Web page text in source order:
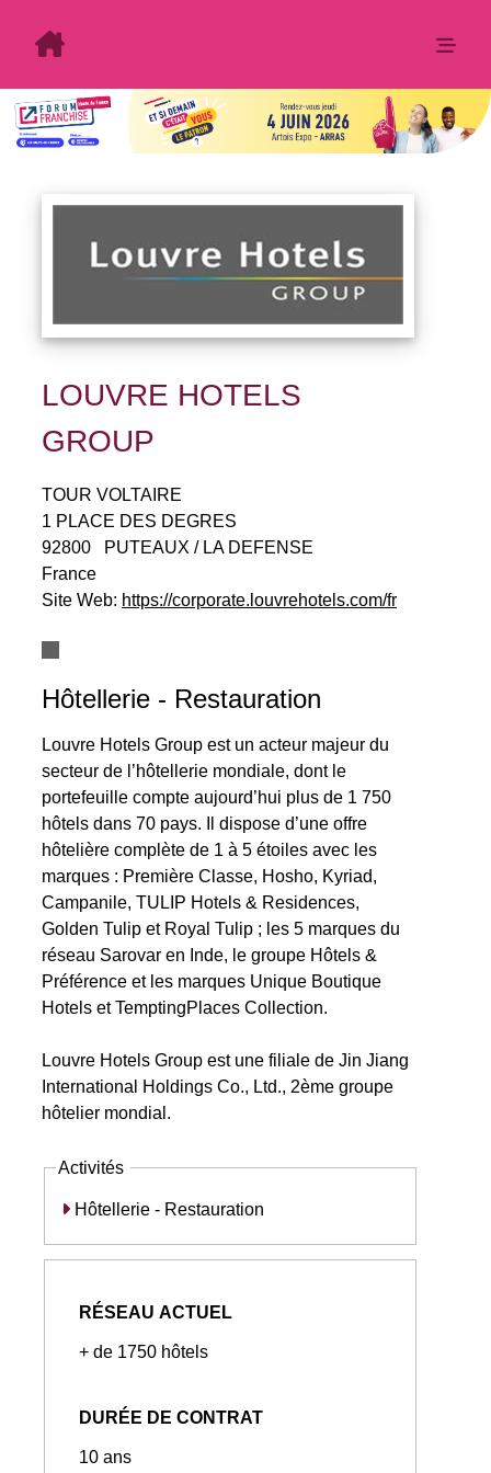
LOUVRE HOTELS
GROUP
TOUR VOLTAIRE
1 PLACE DES DEGRES
92800
PUTEAUX / LA DEFENSE
France
Site Web: https://corporate.louvrehotels.com/fr
Hôtellerie - Restauration
Louvre Hotels Group est un acteur majeur du
secteur de l’hôtellerie mondiale, dont le
portefeuille compte aujourd’hui plus de 1 750
hôtels dans 70 pays. Il dispose d’une offre
hôtelière complète de 1 à 5 étoiles avec les
marques : Première Classe, Hosho, Kyriad,
Campanile, TULIP Hotels & Residences,
Golden Tulip et Royal Tulip ; les 5 marques du
réseau Sarovar en Inde, le groupe Hôtels &
Préférence et les marques Unique Boutique
Hotels et TemptingPlaces Collection.
Louvre Hotels Group est une filiale de Jin Jiang
International Holdings Co., Ltd., 2ème groupe
hôtelier mondial.
Activités
Hôtellerie - Restauration
RÉSEAU ACTUEL
+ de 1750 hôtels
DURÉE DE CONTRAT
10 ans